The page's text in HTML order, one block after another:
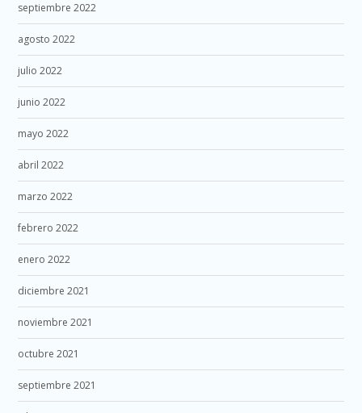
septiembre 2022
agosto 2022
julio 2022
junio 2022
mayo 2022
abril 2022
marzo 2022
febrero 2022
enero 2022
diciembre 2021
noviembre 2021
octubre 2021
septiembre 2021